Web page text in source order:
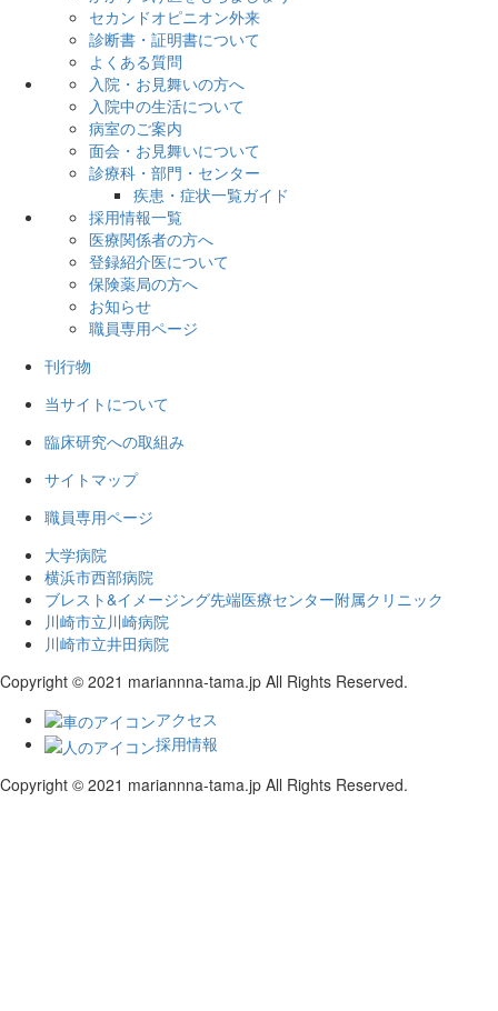
セカンドオピニオン外来
診断書・証明書について
よくある質問
入院・お見舞いの方へ
入院中の生活について
病室のご案内
面会・お見舞いについて
診療科・部門・センター
疾患・症状一覧ガイド
採用情報一覧
医療関係者の方へ
登録紹介医について
保険薬局の方へ
お知らせ
職員専用ページ
刊行物
当サイトについて
臨床研究への取組み
サイトマップ
職員専用ページ
大学病院
横浜市西部病院
ブレスト&イメージング先端医療センター附属クリニック
川崎市立川崎病院
川崎市立井田病院
Copyright © 2021 mariannna-tama.jp All Rights Reserved.
アクセス
採用情報
Copyright © 2021 mariannna-tama.jp All Rights Reserved.